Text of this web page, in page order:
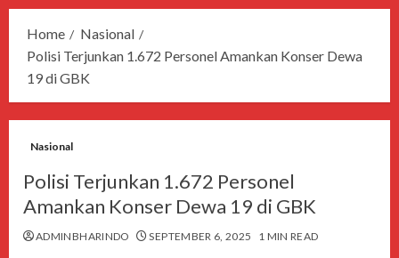
Home
Nasional
Polisi Terjunkan 1.672 Personel Amankan Konser Dewa
19 di GBK
Nasional
Polisi Terjunkan 1.672 Personel
Amankan Konser Dewa 19 di GBK
ADMINBHARINDO SEPTEMBER 6, 2025 1 MIN READ